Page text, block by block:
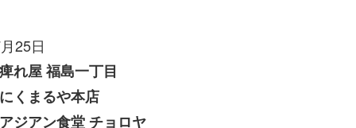
25日
れ屋 福島一丁目
くまるや本店
ジアン食堂 チョロヤ